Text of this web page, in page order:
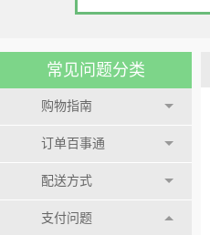
常见问题分类
购物指南
订单百事通
配送方式
支付问题